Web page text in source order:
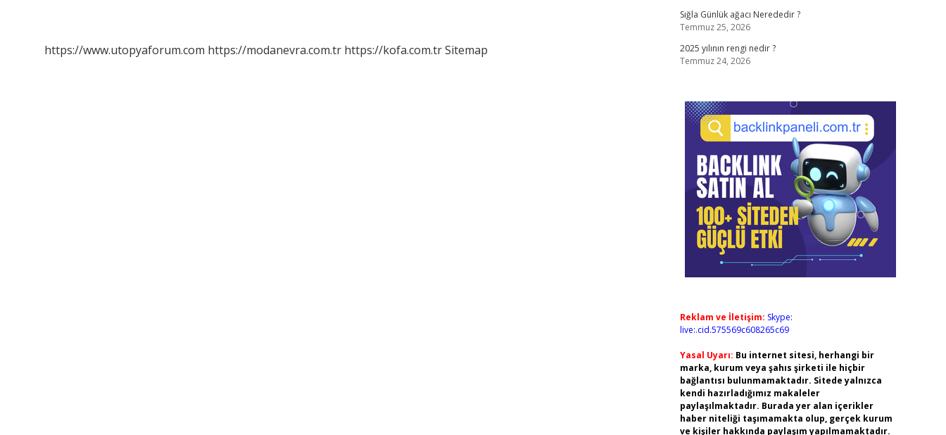
https://www.utopyaforum.com https://modanevra.com.tr https://kofa.com.trSitemap
Sığla Günlük ağacı Nerededir ?
Temmuz 25, 2026
2025 yılının rengi nedir ?
Temmuz 24, 2026
Reklam ve İletişim: Skype:
live:.cid.575569c608265c69
Yasal Uyarı: Bu internet sitesi, herhangi bir
marka, kurum veya şahıs şirketi ile hiçbir
bağlantısı bulunmamaktadır. Sitede yalnızca
kendi hazırladığımız makaleler
paylaşılmaktadır. Burada yer alan içerikler
haber niteliği taşımamakta olup, gerçek kurum
ve kişiler hakkında paylaşım yapılmamaktadır.